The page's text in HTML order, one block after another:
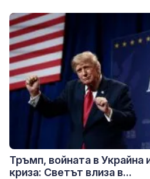
Тръмп, войната в Украйна
криза: Светът влиза в...